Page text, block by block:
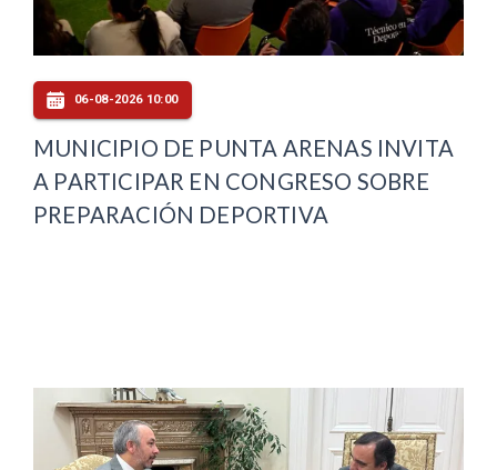
06-08-2026 10:00
MUNICIPIO DE PUNTA ARENAS INVITA
A PARTICIPAR EN CONGRESO SOBRE
PREPARACIÓN DEPORTIVA